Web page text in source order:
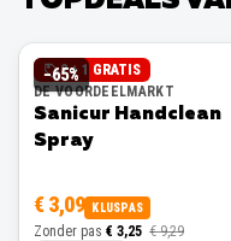
−65%
2 + 1 GRATIS
DE VOORDEELMARKT
Sanicur Handclean
Spray
€ 3,09 KLUSPAS
Zonder pas € 3,25 € 9,29